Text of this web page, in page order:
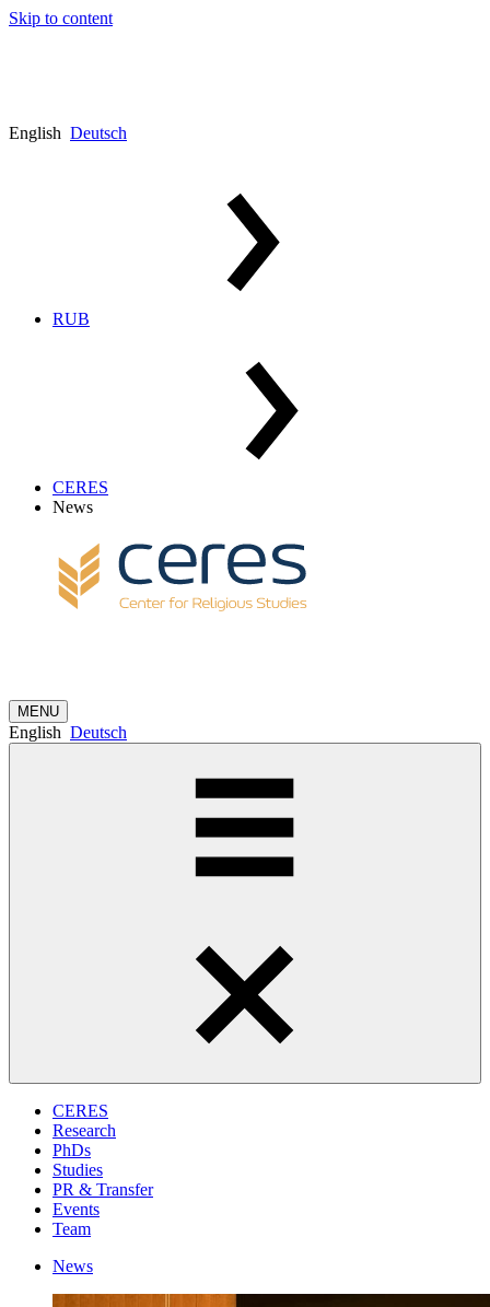
Skip to content
English Deutsch
RUB
CERES
News
MENU
English Deutsch
CERES
Research
PhDs
Studies
PR & Transfer
Events
Team
News